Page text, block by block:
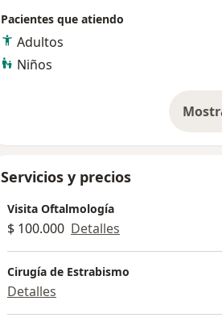
Pacientes que atiendo
Adultos
Niños
Servicios y precios
Visita Oftalmología
$ 100.000 Detalles
Cirugía de Estrabismo
Detalles